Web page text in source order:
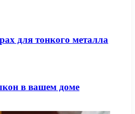
для тонкого металла
в вашем доме